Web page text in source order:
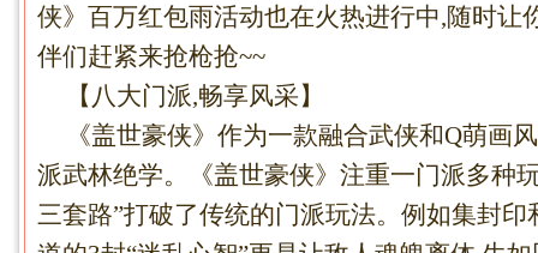
侠》百万红包雨活动也在火热进行中,随时让
伴们赶紧来抢枪抢~~
【八大门派,畅享风采】
《盖世豪侠》作为一款融合武侠和Q萌画
派武林绝学。《盖世豪侠》注重一门派多种
三套路”打破了传统的门派玩法。例如集封